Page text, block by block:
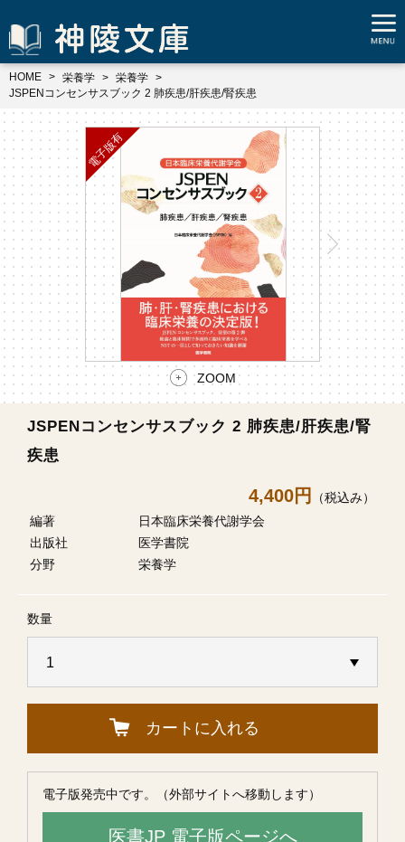
HOME 栄養学
栄養学
JSPENコンセンサスブック 2 肺疾患/肝疾患/腎疾患
ZOOM
JSPENコンセンサスブック 2 肺疾患/肝疾患/腎
疾患
4,400円
（税込み）
編著
日本臨床栄養代謝学会
出版社
医学書院
分野
栄養学
数量
カートに入れる
電子版発売中です。（外部サイトへ移動します）
医書JP 電子版ページへ